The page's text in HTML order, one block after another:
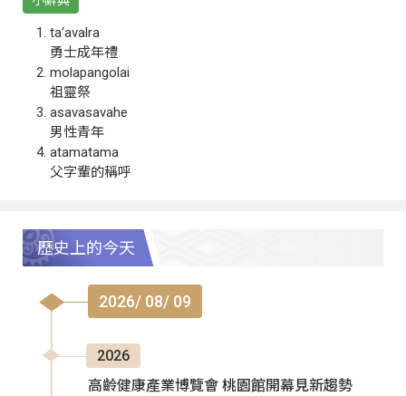
ta‘avalra
勇士成年禮
molapangolai
祖靈祭
asavasavahe
男性青年
atamatama
父字輩的稱呼
歷史上的今天
2026/ 08/ 09
2026
高齡健康產業博覽會 桃園館開幕見新趨勢